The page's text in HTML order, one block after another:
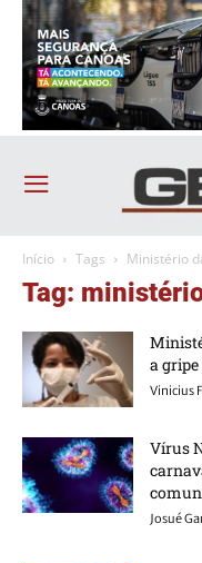
Início Tags Ministério
Tag:
a
Vinicius
Vírus
Josué